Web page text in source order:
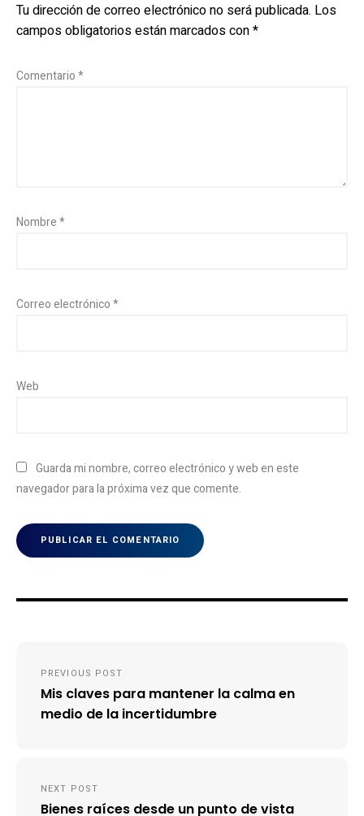
Tu dirección de correo electrónico no será publicada. Los
campos obligatorios están marcados con*
Comentario*
Nombre*
Correo electrónico*
Web
Guarda mi nombre, correo electrónico y web en este
navegador para la próxima vez que comente.
entradas
PREVIOUS POST
Mis claves para mantener la calma en
medio de la incertidumbre
NEXT POST
Bienes raíces desde un punto de vista